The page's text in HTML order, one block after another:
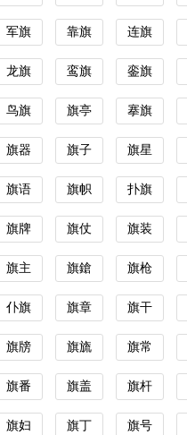
军旗 靠旗 连旗
龙旗 鸾旗 銮旗
鸟旗 旗亭 搴旗
旗器 旗子 旗星
旗语 旗帜 扑旗
旗牌 旗仗 旗装
旗主 旗鎗 旗枪
仆旗 旗章 旗干
旗牓 旗旒 旗常
旗番 旗盖 旗杆
旗妇 旗丁 旗号